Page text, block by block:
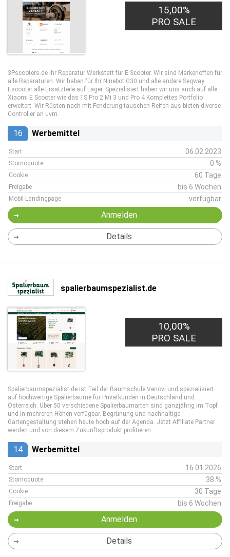
15,00%
PRO SALE
3Pscooters.de Ihr Reparatur Werkstatt für E Scooter. Wir sind Markenoffen für
alle Reparaturen. Wir haben für Ihr Ninebot G30 und alle andere Seqway
Escooter alle Ersatzteile auf Lager. Spezialisiert haben wir uns auch auf alle
Xiaomi E Scooter wie das 1S Pro 2 Mi 3 und Pro 4 Komplettes Portfolio
erweitert. Wir Rüsten nach mit Fenderung tauschen Reifen aus bieten diverse
Controller an uvm.
16 Werbemittel
Start 06.02.2023
Stornoquote 0 %
Cookie 60 Tage
Freigabe bis 6 Wochen
Mobil-Landingpage verfügbar
Anmelden
Details
spalierbaumspezialist.de
10,00%
PRO SALE
Spalierbaumspezialist.de ist Teil der Baumschule Venovi und spezialisiert
auf hochwertige Spalierbäume für Privatkunden in Deutschland und
Österreich. Über 50 verschiedene Spalierbaumarten sind ganzjährig im Topf
und in mehreren Höhen verfügbar. Begrünung und nachhaltige
Gartengestaltung stehen heute hoch auf der Agenda. Jetzt Affiliate Partner
werden und von diesem Zukunftsprodukt profitieren.
14 Werbemittel
Start 16.01.2026
Stornoquote 38 %
Cookie 30 Tage
Freigabe bis 6 Wochen
Anmelden
Details